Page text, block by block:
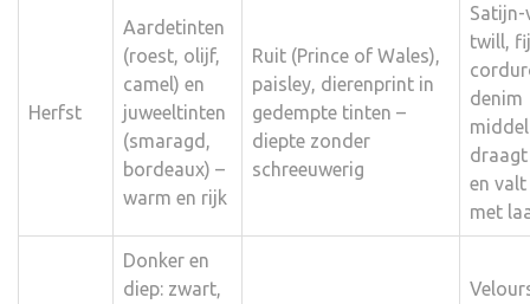
Herfst
Aardetinten
(roest, olijf,
camel) en
juweeltinten
(smaragd,
bordeaux) –
warm en rijk
Ruit (Prince of Wales),
paisley, dierenprint in
gedempte tinten –
diepte zonder
schreeuwerig
Satijn-
twill,
denim
en
met
Donker en
diep: zwart,